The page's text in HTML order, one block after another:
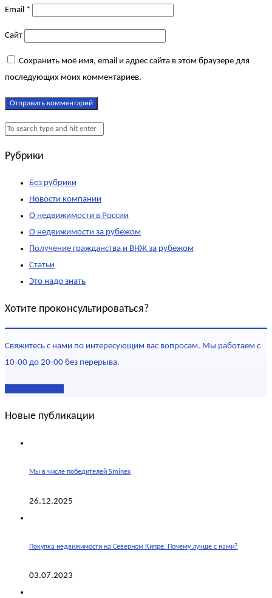
Email *
Сайт
Сохранить моё имя, email и адрес сайта в этом браузере для
последующих моих комментариев.
Рубрики
Без рубрики
Новости компании
О недвижимости в России
О недвижимости за рубежом
Получение гражданства и ВНЖ за рубежом
Статьи
Это надо знать
Хотите проконсультироваться?
Свяжитесь с нами по интересующим вас вопросам. Мы работаем с
10-00 до 20-00 без перерыва.
Новые публикации
Мы в числе победителей Sminex
26.12.2025
Покупка недвижимости на Северном Кипре. Почему лучше с нами?
03.07.2023